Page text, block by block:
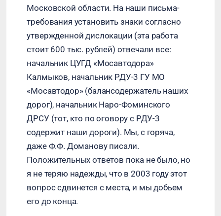
Московской области. На наши письма-
требования установить знаки согласно
утвержденной дислокации (эта работа
стоит 600 тыс. рублей) отвечали все:
начальник ЦУГД «Мосавтодора»
Калмыков, начальник РДУ-3 ГУ МО
«Мосавтодор» (балансодержатель наших
дорог), начальник Наро-Фоминского
ДРСУ (тот, кто по оговору с РДУ-3
содержит наши дороги). Мы, с горяча,
даже Ф.Ф. Доманову писали.
Положительных ответов пока не было, но
я не теряю надежды, что в 2003 году этот
вопрос сдвинется с места, и мы добьем
его до конца.